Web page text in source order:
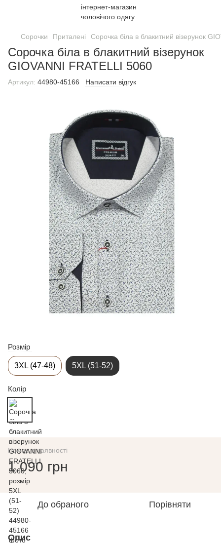
Сорочки Приталені Сорочка біла в блакитний візерунок
Сорочка біла в блакитний візерунок
GIOVANNI FRATELLI 5060
Артикул: 44980-45166 Написати відгук
Розмір
3XL (47-48) 5XL (51-52)
Колір
Немає в наявності
1 090 грн
До обраного Порівняти
Опис